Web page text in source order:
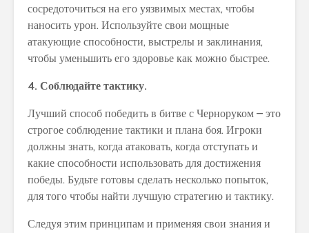
сосредоточиться на его уязвимых местах, чтобы
наносить урон. Используйте свои мощные
атакующие способности, выстрелы и заклинания,
чтобы уменьшить его здоровье как можно быстрее.
4. Соблюдайте тактику.
Лучший способ победить в битве с Черноруком – это
строгое соблюдение тактики и плана боя. Игроки
должны знать, когда атаковать, когда отступать и
какие способности использовать для достижения
победы. Будьте готовы сделать несколько попыток,
для того чтобы найти лучшую стратегию и тактику.
Следуя этим принципам и применяя свои знания и